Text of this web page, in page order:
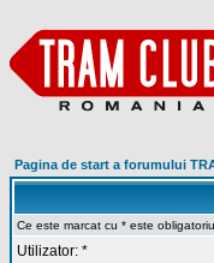
Pagina de start a forumului
Ce este marcat cu * este obligatoriu
Utilizator: *